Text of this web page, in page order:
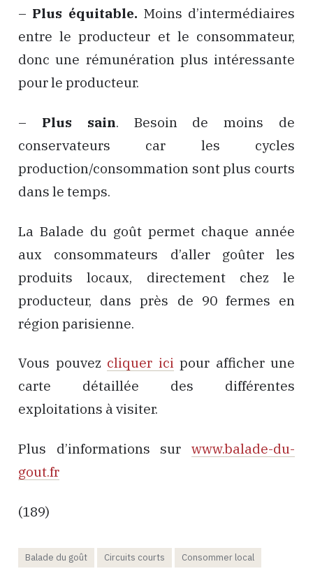
– Plus équitable. Moins d’intermédiaires
entre le producteur et le consommateur,
donc une rémunération plus intéressante
pour le producteur.
– Plus sain. Besoin de moins de
conservateurs car les cycles
production/consommation sont plus courts
dans le temps.
La Balade du goût permet chaque année
aux consommateurs d’aller goûter les
produits locaux, directement chez le
producteur, dans près de 90 fermes en
région parisienne.
Vous pouvez cliquer ici pour afficher une
carte détaillée des différentes
exploitations à visiter.
Plus d’informations sur www.balade-du-
gout.fr
(189)
Balade du goût Circuits courts Consommer local